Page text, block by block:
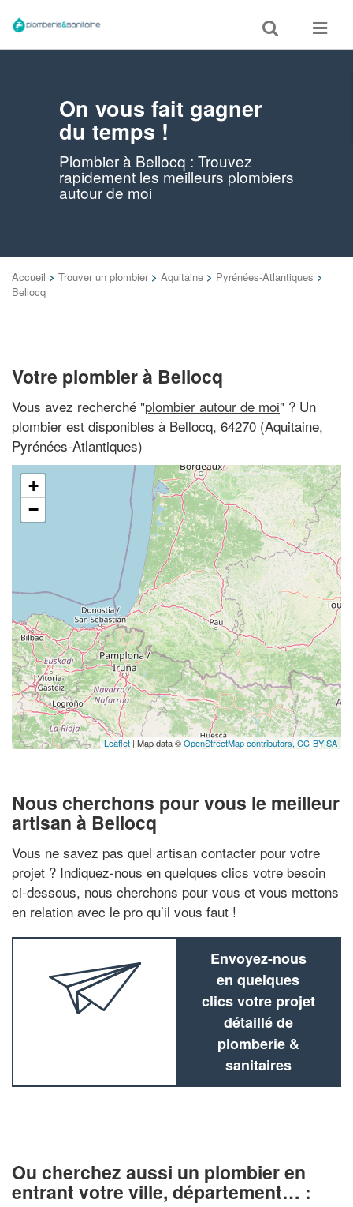
Toggle
search
Toggle
On vous fait gagner
du temps !
Plombier à Bellocq : Trouvez
rapidement les meilleurs plombiers
autour de moi
Accueil > Trouver un plombier > Aquitaine > Pyrénées-Atlantiques >
Bellocq
Votre plombier à Bellocq
Vous avez recherché "plombier autour de moi" ? Un
plombier est disponibles à Bellocq, 64270 (Aquitaine,
Pyrénées-Atlantiques)
+
−
Leaflet | Map data ©OpenStreetMap contributors, CC-BY-SA
Nous cherchons pour vous le meilleur
artisan à Bellocq
Vous ne savez pas quel artisan contacter pour votre
projet ? Indiquez-nous en quelques clics votre besoin
ci-dessous, nous cherchons pour vous et vous mettons
en relation avec le pro qu’il vous faut !
Envoyez-nous
en quelques
clics votre projet
détaillé de
plomberie &
sanitaires
Ou cherchez aussi un plombier en
entrant votre ville, département… :